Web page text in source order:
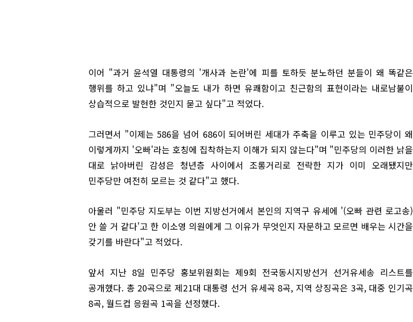
이어 "과거 윤석열 대통령의 '개사과 논란'에 피를 토하듯 분노하던 분들이 왜 똑같은
행위를 하고 있냐"며 "오늘도 내가 하면 유쾌함이고 친근함의 표현이라는 내로남불이
상습적으로 발현한 것인지 묻고 싶다"고 적었다.
그러면서 "이제는 586을 넘어 686이 되어버린 세대가 주축을 이루고 있는 민주당이 왜
이렇게까지 '오빠'라는 호칭에 집착하는지 이해가 되지 않는다"며 "민주당의 이러한 낡을
대로 낡아버린 감성은 청년층 사이에서 조롱거리로 전락한 지가 이미 오래됐지만
민주당만 여전히 모르는 것 같다"고 했다.
아울러 "민주당 지도부는 이번 지방선거에서 본인의 지역구 유세에 '(오빠 관련 로고송)
안 쓸 거 같다'고 한 이소영 의원에게 그 이유가 무엇인지 자문하고 모르면 배우는 시간을
갖기를 바란다"고 적었다.
앞서 지난 8일 민주당 홍보위원회는 제9회 전국동시지방선거 선거유세송 리스트를
공개했다. 총 20곡으로 제21대 대통령 선거 유세곡 8곡, 지역 상징곡은 3곡, 대중 인기곡
8곡, 월드컵 응원곡 1곡을 선정했다.